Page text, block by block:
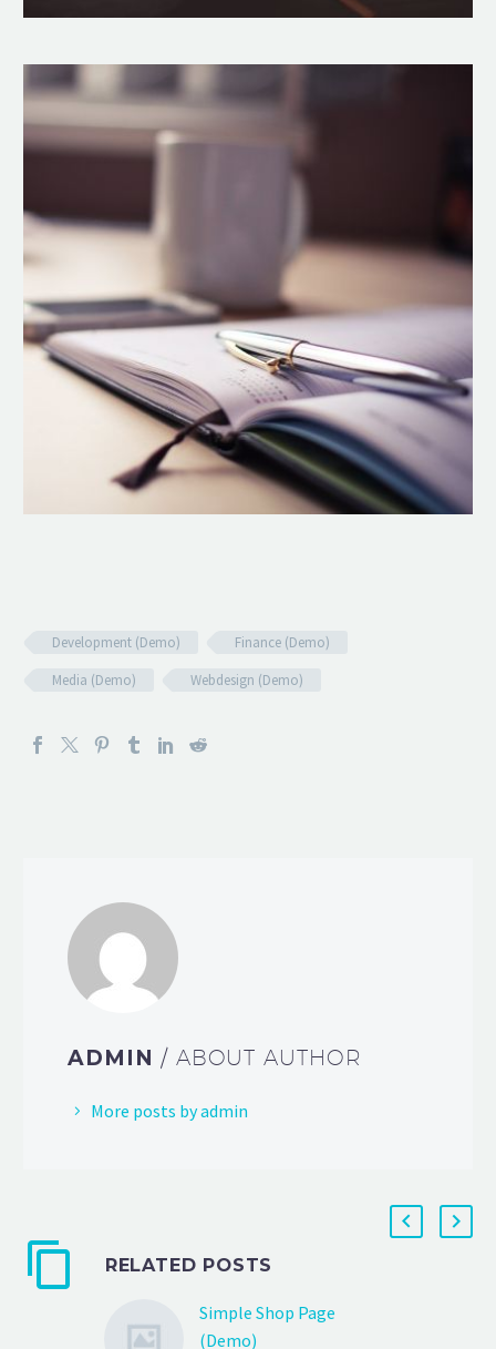
Development (Demo)
Finance (Demo)
Media (Demo)
Webdesign (Demo)
ADMIN / ABOUT AUTHOR
More posts by admin
RELATED POSTS
Simple Shop Page
(Demo)